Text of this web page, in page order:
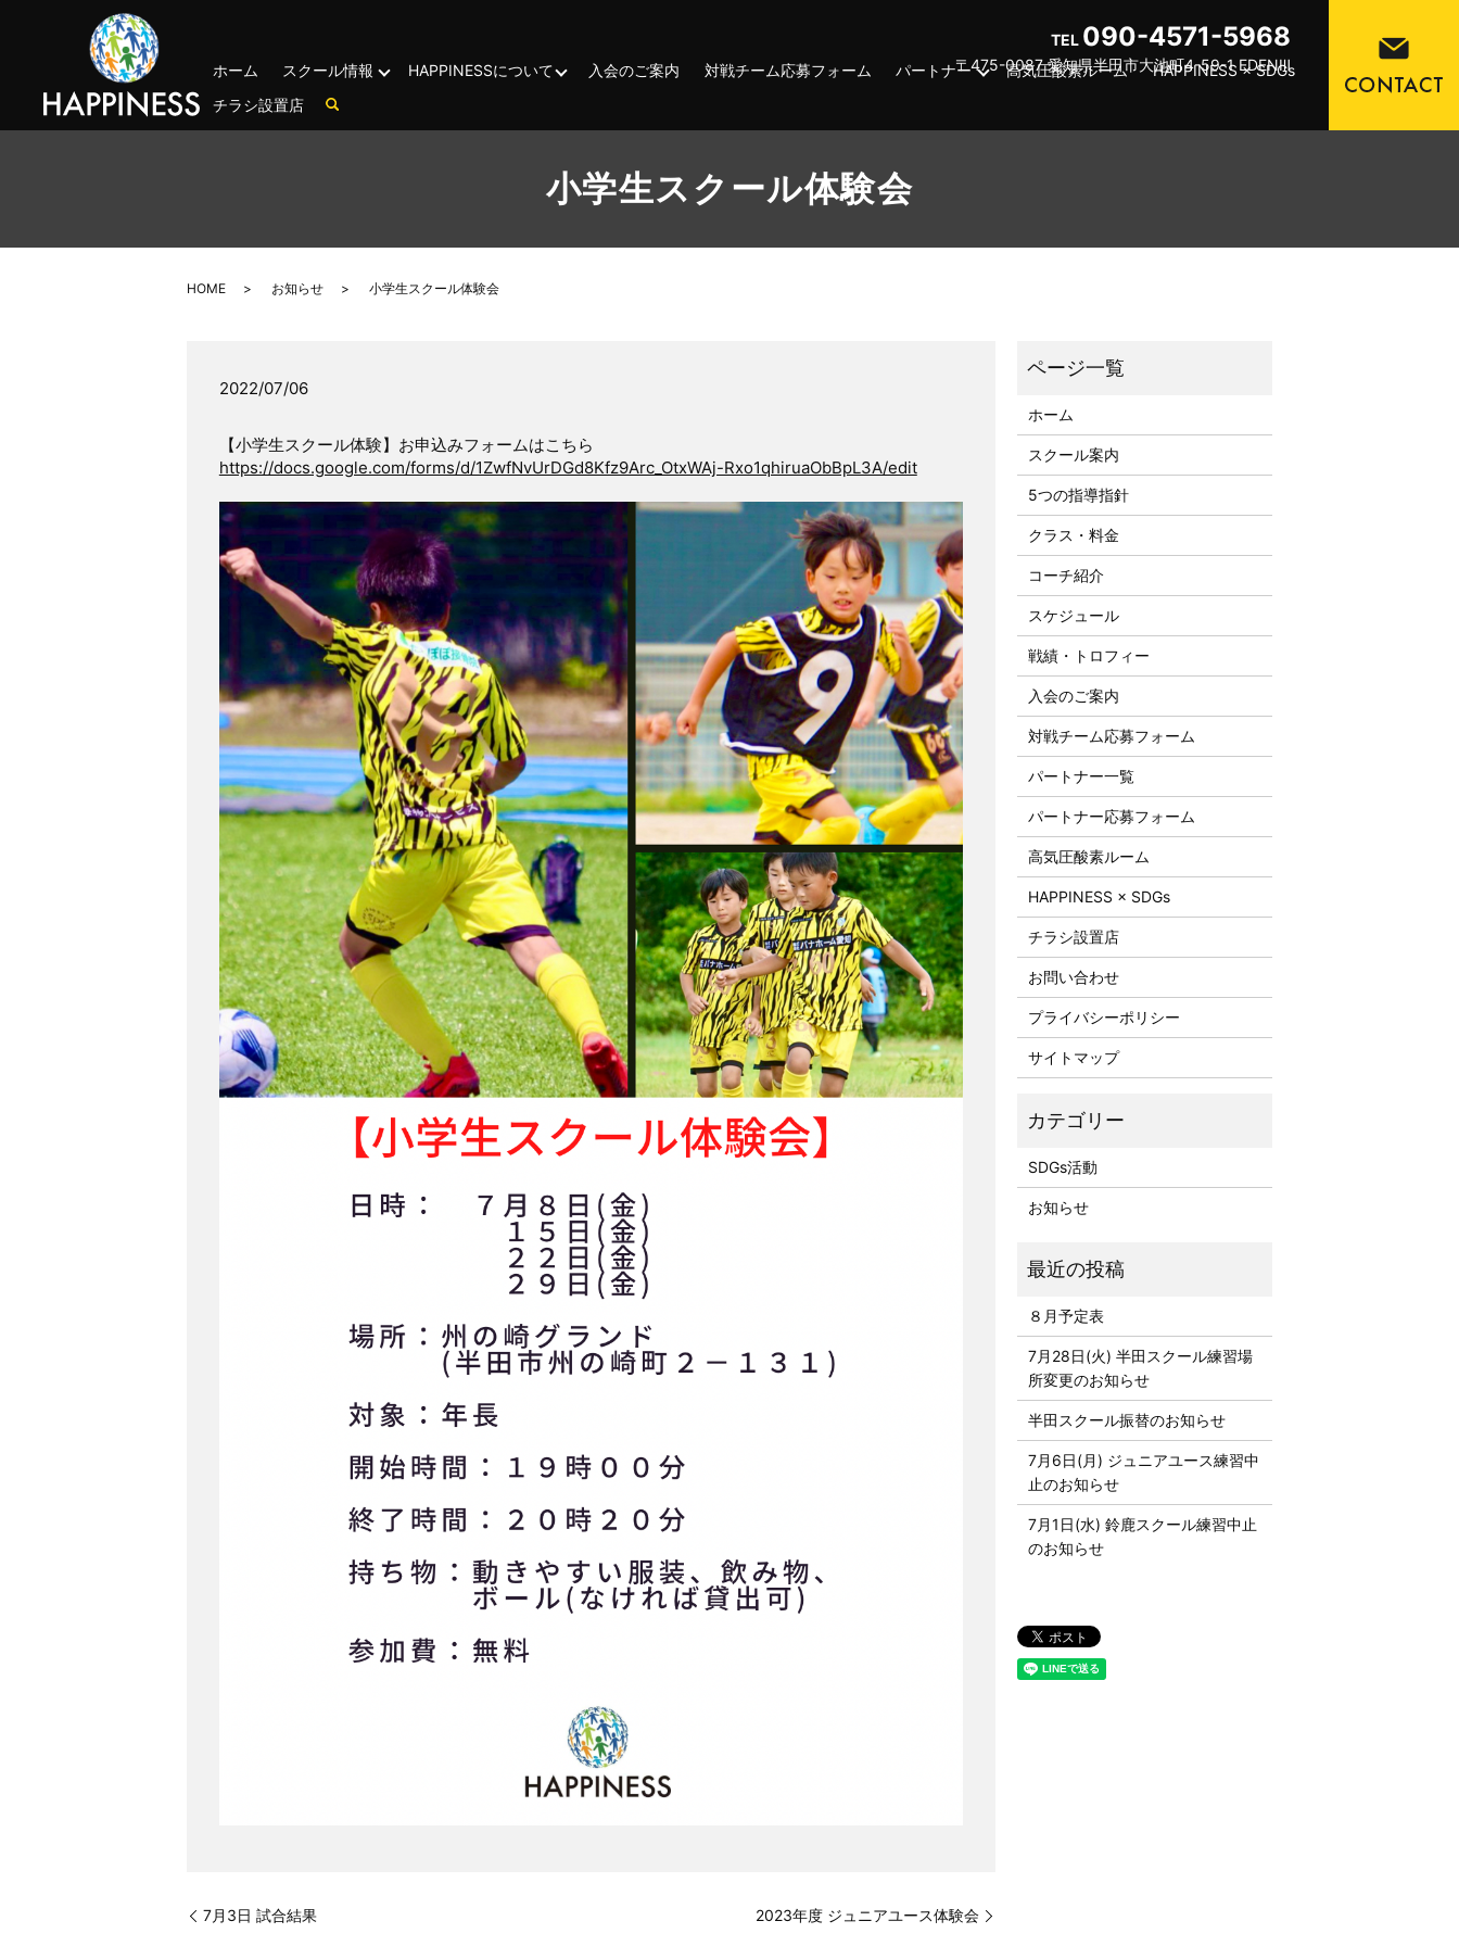
ホーム スクール情報 HAPPINESSについて 入会のご案内 対戦チーム応募フォーム パートナー 高気圧酸素ルーム
HAPPINESS × SDGs
チラシ設置店
TEL 090-4571-5968
〒475-0087 愛知県半田市大池町4-59-1 EDENⅢ
小学生スクール体験会
HOME お知らせ 小学生スクール体験会
2022/07/06
【小学生スクール体験】お申込みフォームはこちら
https://docs.google.com/forms/d/1ZwfNvUrDGd8Kfz9Arc_OtxWAj-Rxo1qhiruaObBpL3A/edit
7月3日 試合結果 2023年度 ジュニアユース体験会
ホーム
スクール案内
5つの指導指針
クラス・料金
コーチ紹介
スケジュール
戦績・トロフィー
入会のご案内
対戦チーム応募フォーム
パートナー一覧
パートナー応募フォーム
高気圧酸素ルーム
HAPPINESS × SDGs
チラシ設置店
お問い合わせ
プライバシーポリシー
サイトマップ
SDGs活動
お知らせ
８月予定表
7月28日(火) 半田スクール練習場
所変更のお知らせ
半田スクール振替のお知らせ
7月6日(月) ジュニアユース練習中
止のお知らせ
7月1日(水) 鈴鹿スクール練習中止
のお知らせ